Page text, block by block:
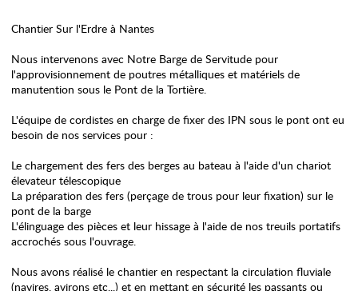
Chantier Sur l'Erdre à Nantes
Nous intervenons avec Notre Barge de Servitude pour
l'approvisionnement de poutres métalliques et matériels de
manutention sous le Pont de la Tortière.
L'équipe de cordistes en charge de fixer des IPN sous le pont ont eu
besoin de nos services pour :
Le chargement des fers des berges au bateau à l'aide d'un chariot
élevateur télescopique
La préparation des fers (perçage de trous pour leur fixation) sur le
pont de la barge
L'élinguage des pièces et leur hissage à l'aide de nos treuils portatifs
accrochés sous l'ouvrage.
Nous avons réalisé le chantier en respectant la circulation fluviale
(navires, avirons etc...) et en mettant en sécurité les passants ou